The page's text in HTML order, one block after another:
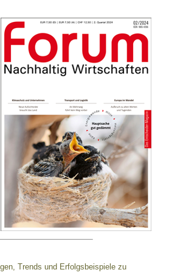
Trends und Erfolgsbeispiele zu